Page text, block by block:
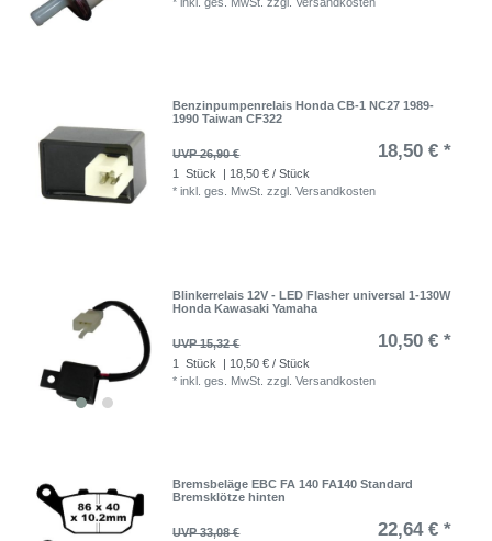
Benzinpumpenrelais Honda CB-1 NC27 1989-
1990 Taiwan CF322
UVP 26,90 € 18,50 € *
1 Stück
| 18,50 € / Stück
*inkl. ges. MwSt. zzgl.Versandkosten
Blinkerrelais 12V - LED Flasher universal 1-130W
Honda Kawasaki Yamaha
UVP 15,32 € 10,50 € *
1 Stück
| 10,50 € / Stück
*inkl. ges. MwSt. zzgl.Versandkosten
Bremsbeläge EBC FA 140 FA140 Standard
Bremsklötze hinten
UVP 33,08 € 22,64 € *